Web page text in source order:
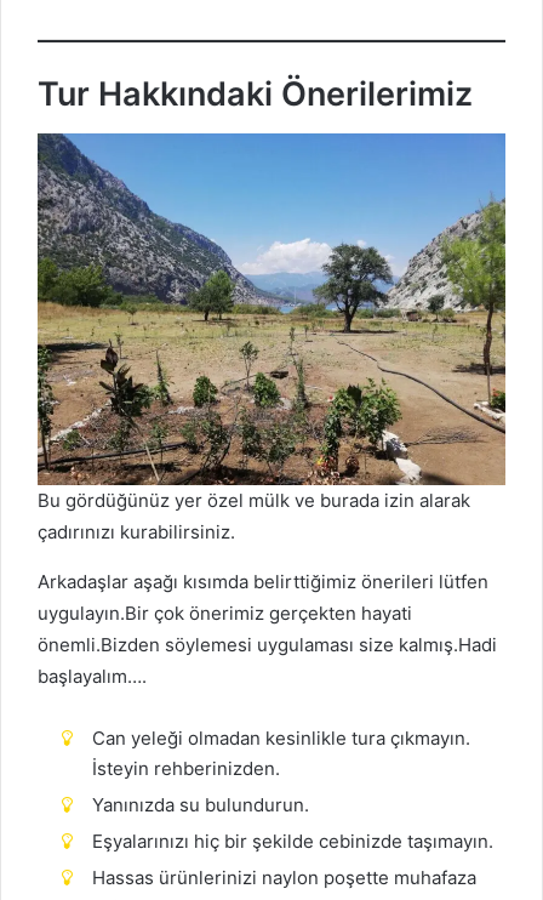
Tur Hakkındaki Önerilerimiz
Bu gördüğünüz yer özel mülk ve burada izin alarak
çadırınızı kurabilirsiniz.
Arkadaşlar aşağı kısımda belirttiğimiz önerileri lütfen
uygulayın.Bir çok önerimiz gerçekten hayati
önemli.Bizden söylemesi uygulaması size kalmış.Hadi
başlayalım….
Can yeleği olmadan kesinlikle tura çıkmayın.
İsteyin rehberinizden.
Yanınızda su bulundurun.
Eşyalarınızı hiç bir şekilde cebinizde taşımayın.
Hassas ürünlerinizi naylon poşette muhafaza